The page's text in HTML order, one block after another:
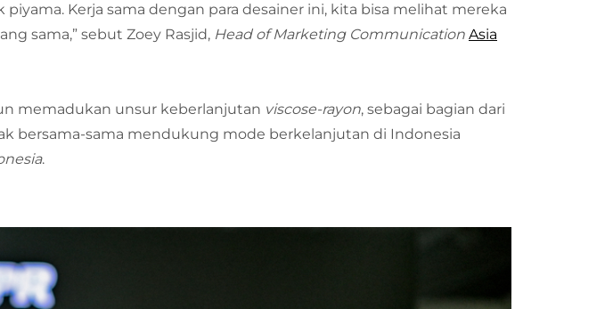
Kerja sama dengan para desainer ini, kita bisa melihat mereka
sama,” sebut Zoey Rasjid, Head of Marketing Communication Asia
memadukan unsur keberlanjutan viscose-rayon, sebagai bagian dari
bersama-sama mendukung mode berkelanjutan di Indonesia
.